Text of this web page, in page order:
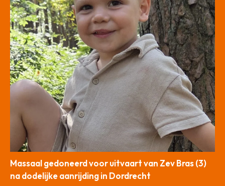
Massaal gedoneerd voor uitvaart van Zev Bras (3)
na dodelijke aanrijding in Dordrecht